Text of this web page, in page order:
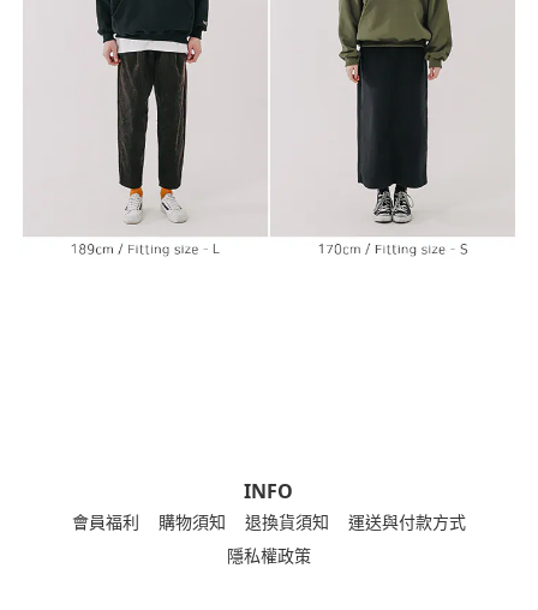
INFO
會員福利 購物須知 退換貨須知
運送與付款方式
隱私權政策